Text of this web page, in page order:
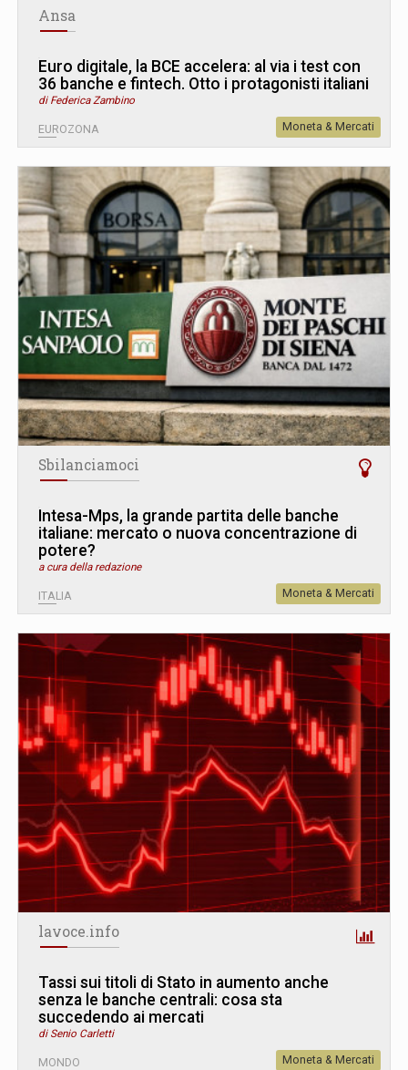
Ansa
Euro digitale, la BCE accelera: al via i test con
36 banche e fintech. Otto i protagonisti italiani
di Federica Zambino
EUROZONA Moneta & Mercati
Sbilanciamoci
Intesa-Mps, la grande partita delle banche
italiane: mercato o nuova concentrazione di
potere?
a cura della redazione
ITALIA Moneta & Mercati
lavoce.info
Tassi sui titoli di Stato in aumento anche
senza le banche centrali: cosa sta
succedendo ai mercati
di Senio Carletti
MONDO Moneta & Mercati